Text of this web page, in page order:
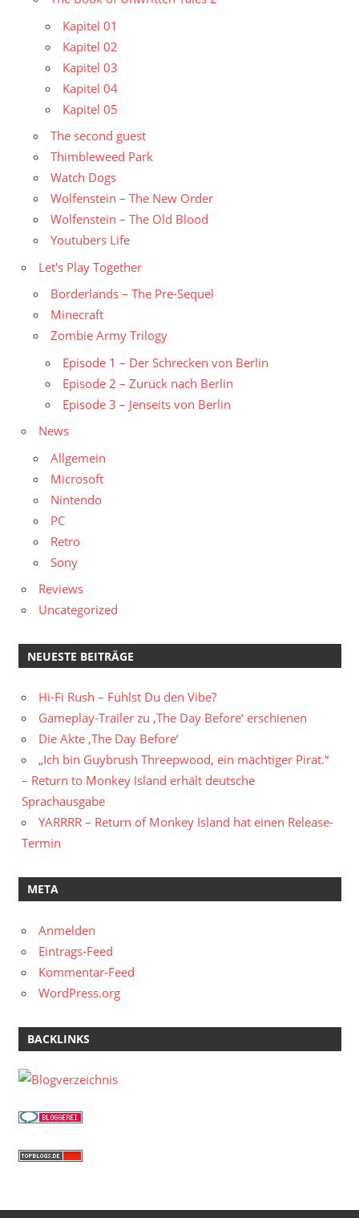
Kapitel 01
Kapitel 02
Kapitel 03
Kapitel 04
Kapitel 05
The second guest
Thimbleweed Park
Watch Dogs
Wolfenstein – The New Order
Wolfenstein – The Old Blood
Youtubers Life
Let's Play Together
Borderlands – The Pre-Sequel
Minecraft
Zombie Army Trilogy
Episode 1 – Der Schrecken von Berlin
Episode 2 – Zurück nach Berlin
Episode 3 – Jenseits von Berlin
News
Allgemein
Microsoft
Nintendo
PC
Retro
Sony
Reviews
Uncategorized
NEUESTE BEITRÄGE
Hi-Fi Rush – Fühlst Du den Vibe?
Gameplay-Trailer zu ‚The Day Before‘ erschienen
Die Akte ‚The Day Before‘
„Ich bin Guybrush Threepwood, ein mächtiger Pirat.“
– Return to Monkey Island erhält deutsche
Sprachausgabe
YARRRR – Return of Monkey Island hat einen Release-
Termin
META
Anmelden
Eintrags-Feed
Kommentar-Feed
WordPress.org
BACKLINKS